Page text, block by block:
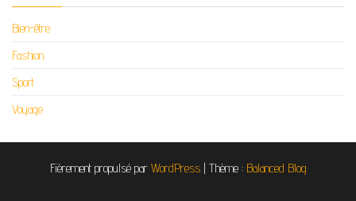
Bien-être
Fashion
Sport
Voyage
Fièrement propulsé par WordPress | Thème : Balanced Blog